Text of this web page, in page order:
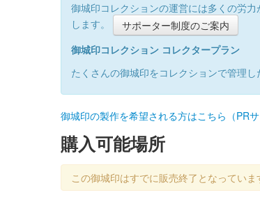
御城印コレクションの運営には多くの労
します。
サポーター制度のご案内
御城印コレクション コレクタープラン
たくさんの御城印をコレクションで管理
御城印の製作を希望される方はこちら（PRサ
購入可能場所
この御城印はすでに販売終了となっていま